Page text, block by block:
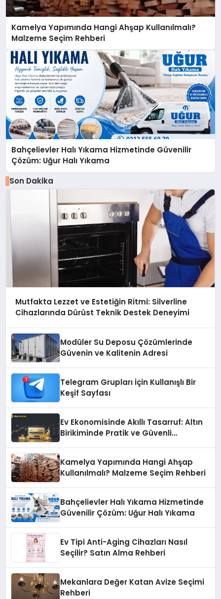
Kamelya Yapımında Hangi Ahşap Kullanılmalı?
Malzeme Seçim Rehberi
Bahçelievler Halı Yıkama Hizmetinde Güvenilir
Çözüm: Uğur Halı Yıkama
Son Dakika
Mutfakta Lezzet ve Estetiğin Ritmi: Silverline
Cihazlarında Dürüst Teknik Destek Deneyimi
Modüler Su Deposu Çözümlerinde
Güvenin ve Kalitenin Adresi
Telegram Grupları İçin Kullanışlı Bir
Keşif Sayfası
Ev Ekonomisinde Akıllı Tasarruf: Altın
Birikiminde Pratik ve Güvenli
Kamelya Yapımında Hangi Ahşap
Kullanılmalı? Malzeme Seçim Rehberi
Bahçelievler Halı Yıkama Hizmetinde
Güvenilir Çözüm: Uğur Halı Yıkama
Ev Tipi Anti-Aging Cihazları Nasıl
Seçilir? Satın Alma Rehberi
Mekanlara Değer Katan Avize Seçimi
Rehberi